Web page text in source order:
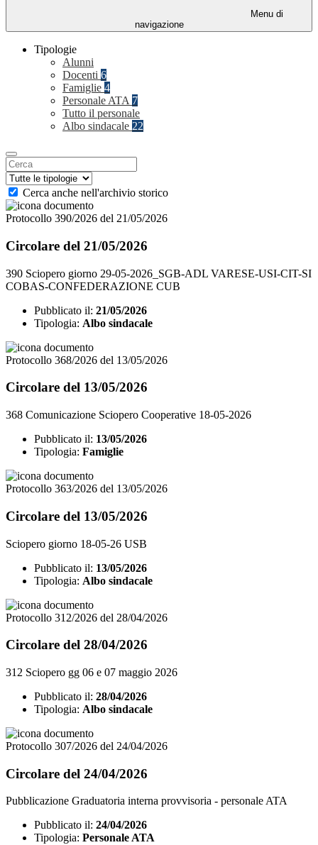
Menu di
navigazione
Tipologie
Alunni
Docenti 6
Famiglie 4
Personale ATA 7
Tutto il personale
Albo sindacale 22
Cerca anche nell'archivio storico
Protocollo 390/2026 del 21/05/2026
Circolare del 21/05/2026
390 Sciopero giorno 29-05-2026_SGB-ADL VARESE-USI-CIT-SI
COBAS-CONFEDERAZIONE CUB
Pubblicato il: 21/05/2026
Tipologia: Albo sindacale
Protocollo 368/2026 del 13/05/2026
Circolare del 13/05/2026
368 Comunicazione Sciopero Cooperative 18-05-2026
Pubblicato il: 13/05/2026
Tipologia: Famiglie
Protocollo 363/2026 del 13/05/2026
Circolare del 13/05/2026
Sciopero giorno 18-05-26 USB
Pubblicato il: 13/05/2026
Tipologia: Albo sindacale
Protocollo 312/2026 del 28/04/2026
Circolare del 28/04/2026
312 Sciopero gg 06 e 07 maggio 2026
Pubblicato il: 28/04/2026
Tipologia: Albo sindacale
Protocollo 307/2026 del 24/04/2026
Circolare del 24/04/2026
Pubblicazione Graduatoria interna provvisoria - personale ATA
Pubblicato il: 24/04/2026
Tipologia: Personale ATA